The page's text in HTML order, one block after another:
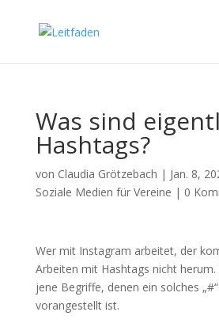
Was sind
Hashtags?
von Claudia Grötzebach | Jan. 8,
Soziale Medien für Vereine | 0
Wer mit Instagram arbeitet, der
Arbeiten mit Hashtags nicht herum.
jene Begriffe, denen ein solches
vorangestellt ist.